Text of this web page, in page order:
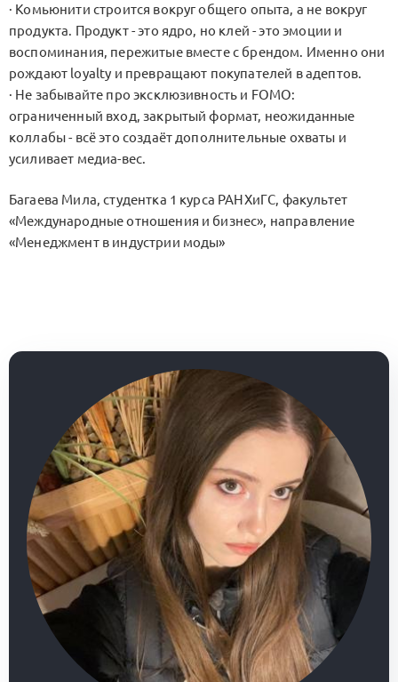
· Комьюнити строится вокруг общего опыта, а не вокруг
продукта. Продукт - это ядро, но клей - это эмоции и
воспоминания, пережитые вместе с брендом. Именно они
рождают loyalty и превращают покупателей в адептов.
· Не забывайте про эксклюзивность и FOMO:
ограниченный вход, закрытый формат, неожиданные
коллабы - всё это создаёт дополнительные охваты и
усиливает медиа-вес.
Багаева Мила, студентка 1 курса РАНХиГС, факультет
«Международные отношения и бизнес», направление
«Менеджмент в индустрии моды»